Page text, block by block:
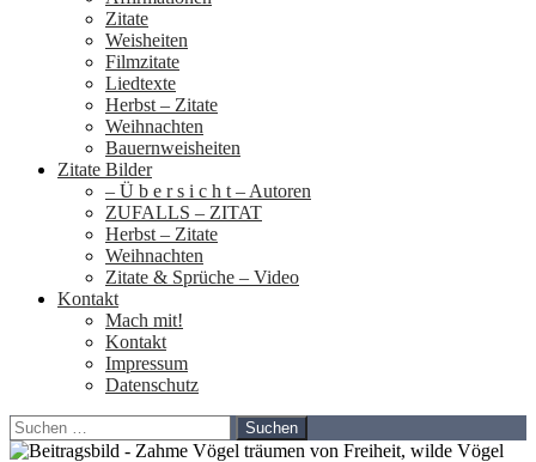
Zitate
Weisheiten
Filmzitate
Liedtexte
Herbst – Zitate
Weihnachten
Bauernweisheiten
Zitate Bilder
– Ü b e r s i c h t – Autoren
ZUFALLS – ZITAT
Herbst – Zitate
Weihnachten
Zitate & Sprüche – Video
Kontakt
Mach mit!
Kontakt
Impressum
Datenschutz
Suchen
nach: